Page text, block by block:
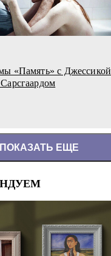
«Память» с Джессикой
ПОКАЗАТЬ ЕЩЕ